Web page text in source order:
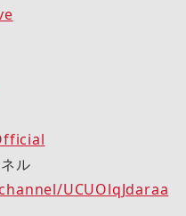
ル
UCUOlqJdaraa